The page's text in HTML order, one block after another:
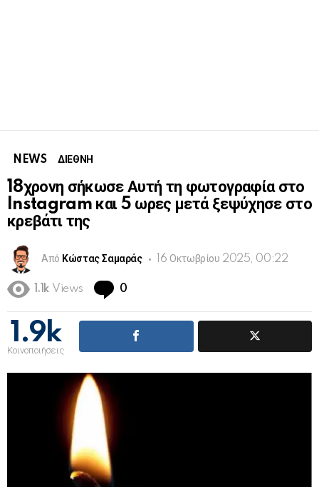
NEWS ΔΙΕΘΝΗ
18χρονη σήκωσε Αυτή τη φωτογραφία στο
Instagram και 5 ωρες μετά ξεψύχησε στο
κρεβάτι της
Από Κώστας Σαμαράς 16 Οκτωβρίου 2025, 00:22
1.1k Views 0
1.9k
Κοινοποιήσεις